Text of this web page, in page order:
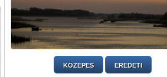
KÖZEPES EREDETI